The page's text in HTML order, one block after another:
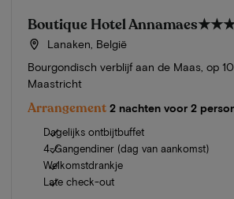
Boutique Hotel Annamaes
Lanaken, België
Bourgondisch verblijf aan de Maas, op
Maastricht
Arrangement 2 nachten voor 2
Dagelijks ontbijtbuffet
4-Gangendiner (dag van aankomst)
Welkomstdrankje
Late check-out